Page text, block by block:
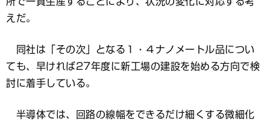
えだ。
同社は「その次」となる１・４ナノメートル品につい
ても、早ければ27年度に新工場の建設を始める方向で検
討に着手している。
半導体では、回路の線幅をできるだけ細くする微細化